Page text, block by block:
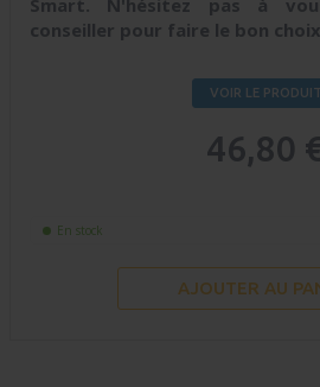
Smart. N'hésitez pas à
conseiller pour faire le bon
VOIR LE PRODUIT
46,80
En stock
AJOUTER AU